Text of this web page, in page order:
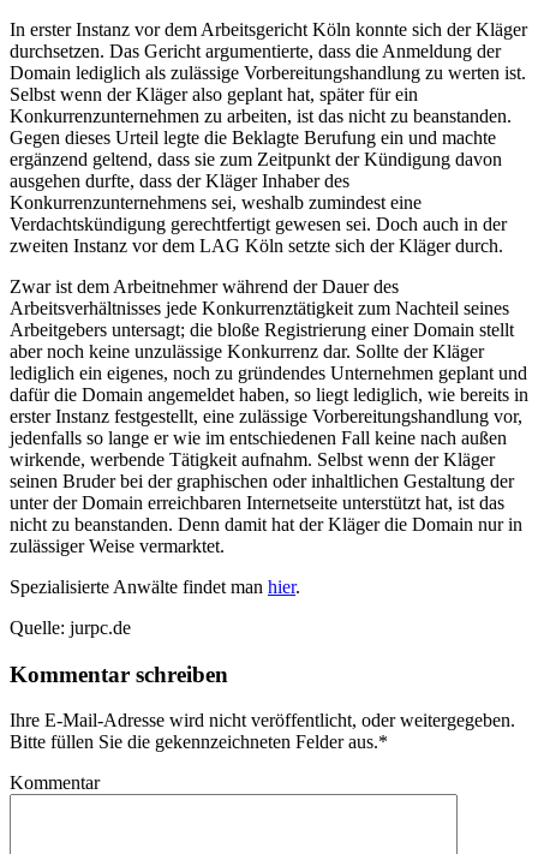
In erster Instanz vor dem Arbeitsgericht Köln konnte sich der Kläger
durchsetzen. Das Gericht argumentierte, dass die Anmeldung der
Domain lediglich als zulässige Vorbereitungshandlung zu werten ist.
Selbst wenn der Kläger also geplant hat, später für ein
Konkurrenzunternehmen zu arbeiten, ist das nicht zu beanstanden.
Gegen dieses Urteil legte die Beklagte Berufung ein und machte
ergänzend geltend, dass sie zum Zeitpunkt der Kündigung davon
ausgehen durfte, dass der Kläger Inhaber des
Konkurrenzunternehmens sei, weshalb zumindest eine
Verdachtskündigung gerechtfertigt gewesen sei. Doch auch in der
zweiten Instanz vor dem LAG Köln setzte sich der Kläger durch.
Zwar ist dem Arbeitnehmer während der Dauer des
Arbeitsverhältnisses jede Konkurrenztätigkeit zum Nachteil seines
Arbeitgebers untersagt; die bloße Registrierung einer Domain stellt
aber noch keine unzulässige Konkurrenz dar. Sollte der Kläger
lediglich ein eigenes, noch zu gründendes Unternehmen geplant und
dafür die Domain angemeldet haben, so liegt lediglich, wie bereits in
erster Instanz festgestellt, eine zulässige Vorbereitungshandlung vor,
jedenfalls so lange er wie im entschiedenen Fall keine nach außen
wirkende, werbende Tätigkeit aufnahm. Selbst wenn der Kläger
seinen Bruder bei der graphischen oder inhaltlichen Gestaltung der
unter der Domain erreichbaren Internetseite unterstützt hat, ist das
nicht zu beanstanden. Denn damit hat der Kläger die Domain nur in
zulässiger Weise vermarktet.
Spezialisierte Anwälte findet man hier.
Quelle: jurpc.de
Kommentar schreiben
Ihre E-Mail-Adresse wird nicht veröffentlicht, oder weitergegeben.
Bitte füllen Sie die gekennzeichneten Felder aus.*
Kommentar